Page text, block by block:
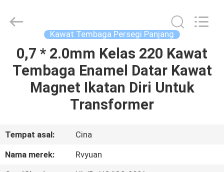
RUMAH
PRODUK
TENTANG
Material
Co,.Ltd.
Reserved.
Kawat Tembaga Persegi Panjang
0,7 * 2.0mm Kelas 220 Kawat
Tembaga Enamel Datar Kawat
Magnet Ikatan Diri Untuk
Transformer
Tempat asal:
Cina
Nama merek:
Rvyuan